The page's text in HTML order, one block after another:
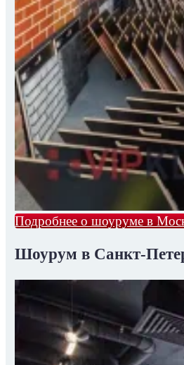
Подробнее о шоуруме в
Шоурум в Санкт-